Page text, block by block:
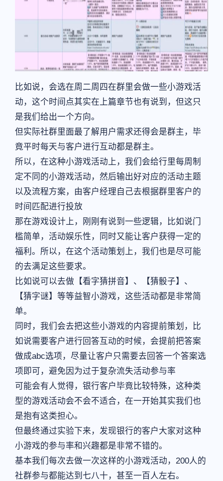
比如说，会选在周二周四在群里会做一些小游戏活
动，这个时间点其实在上篇章节也有说到，但这只
是我们给出一个方向。
但实际社群里面最了解用户需求还得会是群主，毕
竟平时每天与客户进行互动都是群主。
所以，在这种小游戏活动上，我们会给行里每周制
定不同的小游戏活动，然后输出好对应的活动主题
以及流程方案，由客户经理自己去根据群里客户的
时间匹配进行投放
那在游戏设计上，刚刚有说到一些逻辑，比如说门
槛简单，活动娱乐性，同时又能让客户获得一定的
福利。所以，在这个活动策划上，我们也是尽可能
的去满足这些要求。
比如说可以去做【看字猜拼音】、【猜骰子】、
【猜字谜】等等益智小游戏，这些活动都是非常简
单。
同时，我们会去把这些小游戏的内容提前策划，比
如说需要客户进行回答互动的时候，会提前把答案
做成abc选项，尽量让客户只需要去回答一个答案选
项即可，避免因为过于复杂流失活动参与率
可能会有人觉得，银行客户毕竟比较特殊，这种类
型的游戏活动会不会不适合，在一开始其实我们也
是抱有这类担心。
但最终通过实验下来，发现银行的客户大家对这种
小游戏的参与率和兴趣都是非常不错的。
基本我们每次去做一次这样的小游戏活动，200人的
社群参与都能达到七八十，甚至一百人左右。